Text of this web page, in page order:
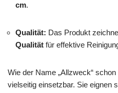
cm.
Qualität: Das Produkt
Qualität für effektive
Wie der Name „Allzweck“
vielseitig einsetzbar. Sie eignen